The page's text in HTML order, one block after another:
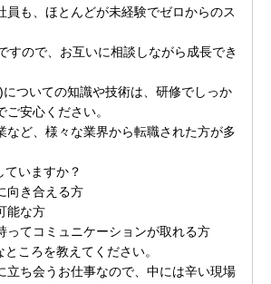
員も、ほとんどが未経験でゼロからのス
すので、お互いに相談しながら成長でき
ついての知識や技術は、研修でしっか
ご安心ください。
など、様々な業界から転職された方が多
ていますか？
向き合える方
能な方
ってコミュニケーションが取れる方
ころを教えてください。
立ち会うお仕事なので、中には辛い現場